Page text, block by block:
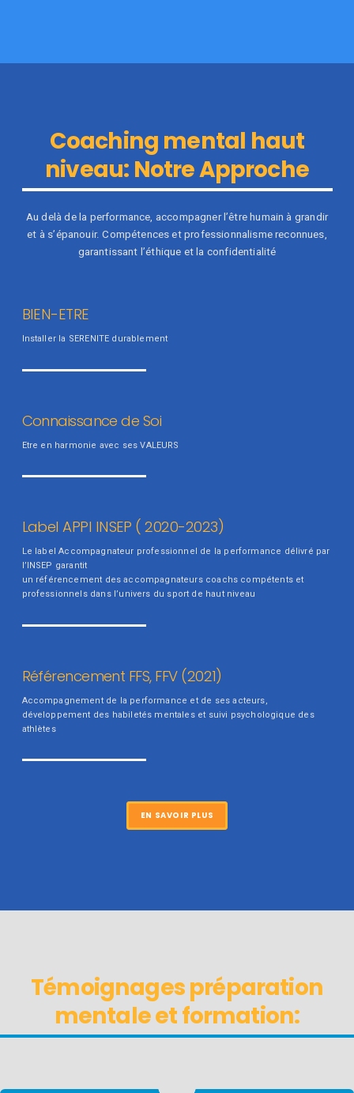
Coaching mental haut
niveau: Notre Approche
Au delà de la performance, accompagner l’être humain à grandir
et à s’épanouir. Compétences et professionnalisme reconnues,
garantissant l’éthique et la confidentialité
BIEN-ETRE
Installer la SERENITE durablement
Connaissance de Soi
Etre en harmonie avec ses VALEURS
Label APPI INSEP ( 2020-2023)
Le label Accompagnateur professionnel de la performance délivré par
l’INSEP garantit
un référencement des accompagnateurs coachs compétents et
professionnels dans l’univers du sport de haut niveau
Référencement FFS, FFV (2021)
Accompagnement de la performance et de ses acteurs,
développement des habiletés mentales et suivi psychologique des
athlètes
EN SAVOIR PLUS
Témoignages préparation
mentale et formation: